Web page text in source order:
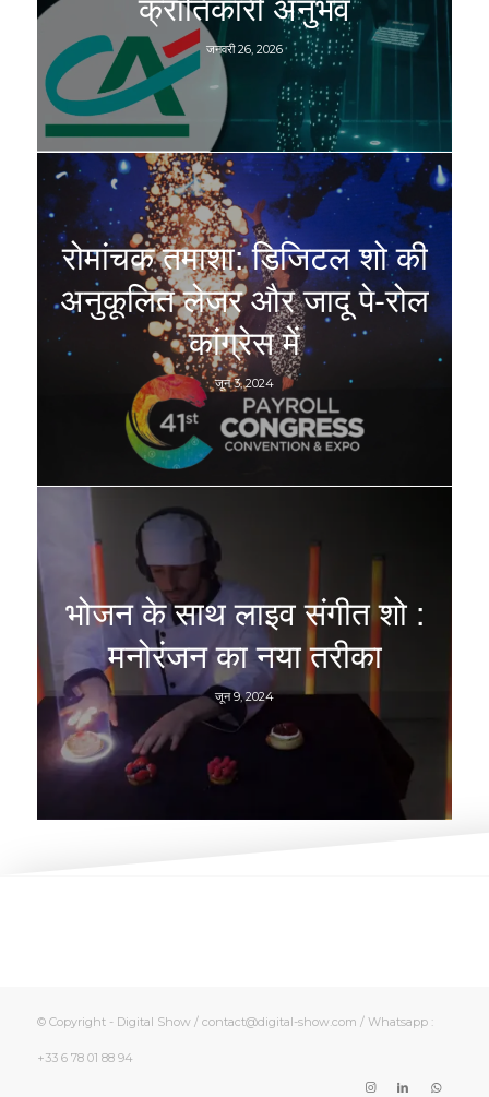
जनवरी 26, 2026
रोमांचक तमाशा: डिजिटल शो की
अनुकूलित लेजर और जादू पे-रोल
कांग्रेस में
जून 3, 2024
भोजन के साथ लाइव संगीत शो :
मनोरंजन का नया तरीका
जून 9, 2024
© Copyright - Digital Show / contact@digital-show.com / Whatsapp :
+33 6 78 01 88 94